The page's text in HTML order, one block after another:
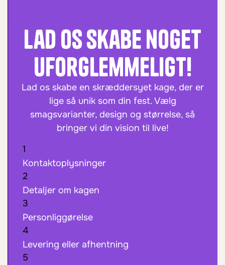
Lad os skabe noget
uforglemmeligt!
Lad os skabe en skræddersyet kage, der er
lige så unik som din fest. Vælg
smagsvarianter, design og størrelse, så
bringer vi din vision til live!
1
Kontaktoplysninger
2
Detaljer om kagen
3
Personliggørelse
4
Levering eller afhentning
5